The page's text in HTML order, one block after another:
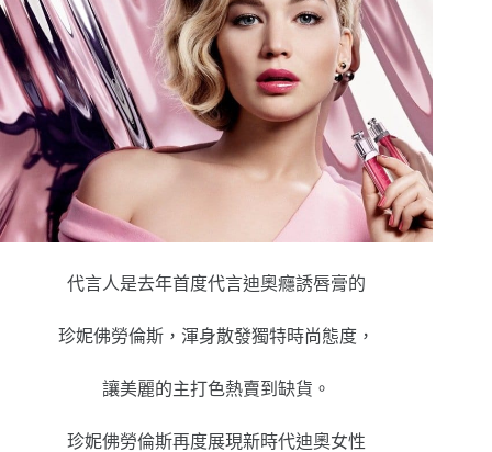
代言人是去年首度代言迪奧癮誘唇膏的
珍妮佛勞倫斯，渾身散發獨特時尚態度，
讓美麗的主打色熱賣到缺貨。
珍妮佛勞倫斯再度展現新時代迪奧女性